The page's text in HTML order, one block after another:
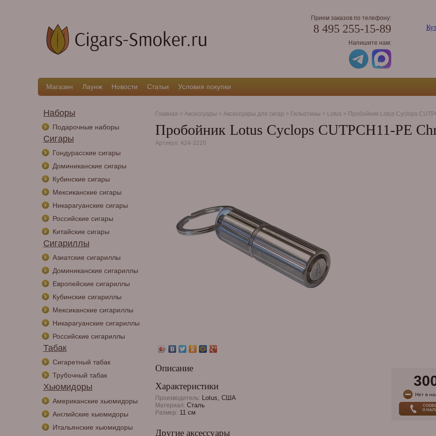
Прием заказов по телефону:
8 495 255-15-89
Напишите нам:
Магазин Лаунж Новости Статьи Условия покупки
Наборы
Подарочные наборы
Сигары
Гондурасские сигары
Доминиканские сигары
Кубинские сигары
Мексиканские сигары
Никарагуанские сигары
Российские сигары
Китайские сигары
Сигариллы
Азиатские сигариллы
Доминиканские сигариллы
Европейские сигариллы
Кубинские сигариллы
Мексиканские сигариллы
Никарагуанские сигариллы
Российские сигариллы
Табак
Сигаретный табак
Трубочный табак
Хьюмидоры
Американские хьюмидоры
Английские хьюмидоры
Итальянские хьюмидоры
Главная > Аксессуары > Аксессуары для сигар > Гильотины > Lotus > Пробойник Lotus Cyclops
Пробойник Lotus Cyclops CUTPCH11-PE
Артикул: 424-3220
Описание
Характеристики
Производитель: Lotus, США
Материал: Сталь
Размер: 11 см
Нет в
О
Другие аксессуары